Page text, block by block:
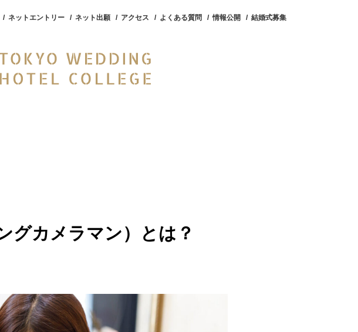
ネットエントリー ネット出願 アクセス よくある質問 情報公開 結婚式募集
グカメラマン）とは？